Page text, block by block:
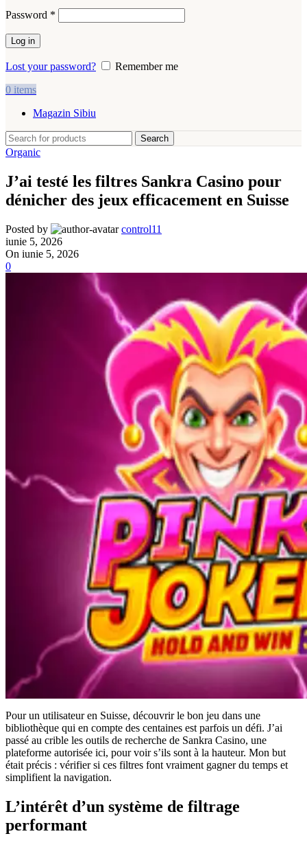
Password *
Log in
Lost your password?
Remember me
0 items
Magazin Sibiu
Search
Organic
J’ai testé les filtres Sankra Casino pour
dénicher des jeux efficacement en Suisse
Posted by
control11
iunie 5, 2026
On iunie 5, 2026
0
Pour un utilisateur en Suisse, découvrir le bon jeu dans une
bibliothèque qui en compte des centaines est parfois un défi. J’ai
passé au crible les outils de recherche de Sankra Casino, une
plateforme autorisée ici, pour voir s’ils sont à la hauteur. Mon but
était précis : vérifier si ces filtres font vraiment gagner du temps et
simplifient la navigation.
L’intérêt d’un système de filtrage
performant